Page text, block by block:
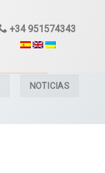
+34 951574343
NOTICIAS